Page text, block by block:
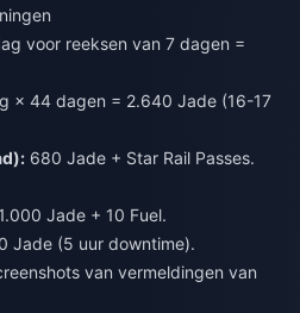
voor reeksen van 7 dagen =
× 44 dagen = 2.640 Jade (16-17
680 Jade + Star Rail Passes.
1.000 Jade + 10 Fuel.
Jade (5 uur downtime).
van vermeldingen van